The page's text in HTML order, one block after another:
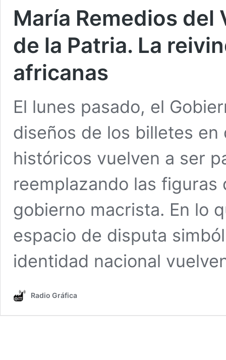
María Remedios del
de la Patria. La
africanas
El lunes pasado, el
diseños de los billetes
históricos vuelven a ser
reemplazando las
gobierno macrista. En lo
espacio de disputa
identidad nacional
Radio Gráfica